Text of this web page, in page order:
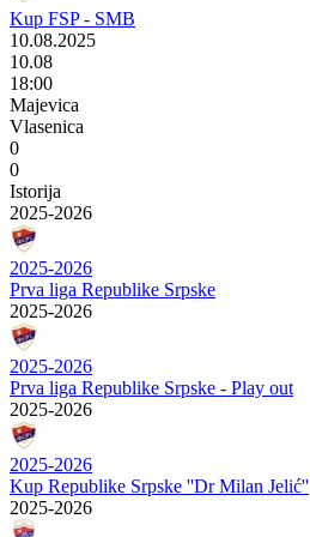
Kup FSP - SMB
10.08.2025
10.08
18:00
Majevica
Vlasenica
0
0
Istorija
2025-2026
2025-2026
Prva liga Republike Srpske
2025-2026
2025-2026
Prva liga Republike Srpske - Play out
2025-2026
2025-2026
Kup Republike Srpske ''Dr Milan Jelić''
2025-2026